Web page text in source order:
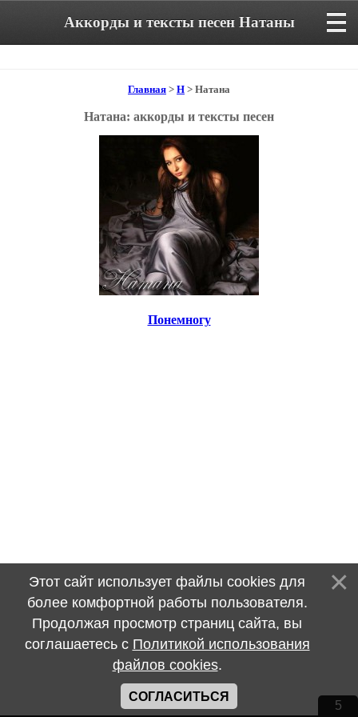
Аккорды и тексты песен Натаны
Главная > Н > Натана
Натана: аккорды и тексты песен
Понемногу
Этот сайт использует файлы cookies для
более комфортной работы пользователя.
Продолжая просмотр страниц сайта, вы
соглашаетесь с Политикой использования
файлов cookies.
СОГЛАСИТЬСЯ
5